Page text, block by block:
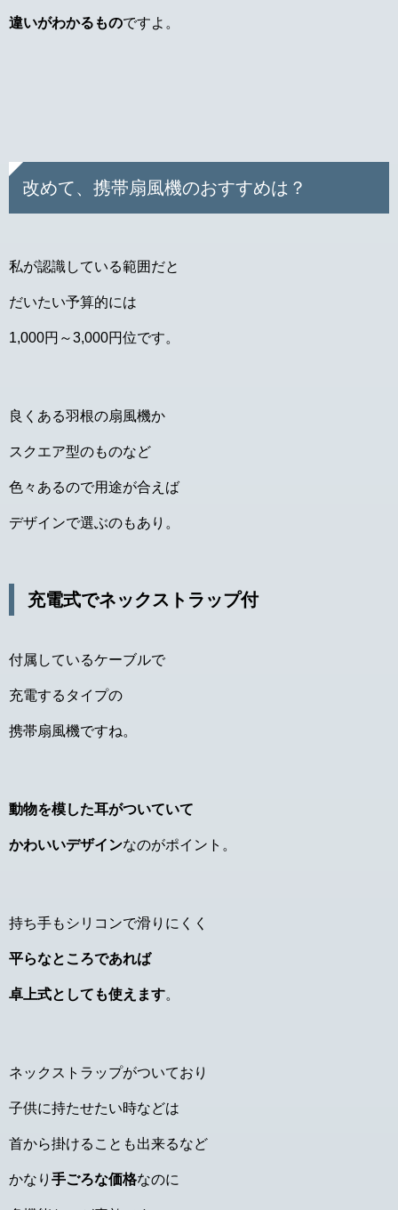
違いがわかるものですよ。
改めて、携帯扇風機のおすすめは？
私が認識している範囲だと
だいたい予算的には
1,000円～3,000円位です。
良くある羽根の扇風機か
スクエア型のものなど
色々あるので用途が合えば
デザインで選ぶのもあり。
充電式でネックストラップ付
付属しているケーブルで
充電するタイプの
携帯扇風機ですね。
動物を模した耳がついていて
かわいいデザインなのがポイント。
持ち手もシリコンで滑りにくく
平らなところであれば
卓上式としても使えます。
ネックストラップがついており
子供に持たせたい時などは
首から掛けることも出来るなど
かなり 手ごろな価格なのに